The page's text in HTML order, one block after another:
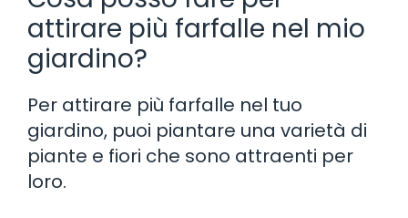
attirare più farfalle nel mio
giardino?
Per attirare più farfalle nel tuo
giardino, puoi piantare una varietà di
piante e fiori che sono attraenti per
loro.